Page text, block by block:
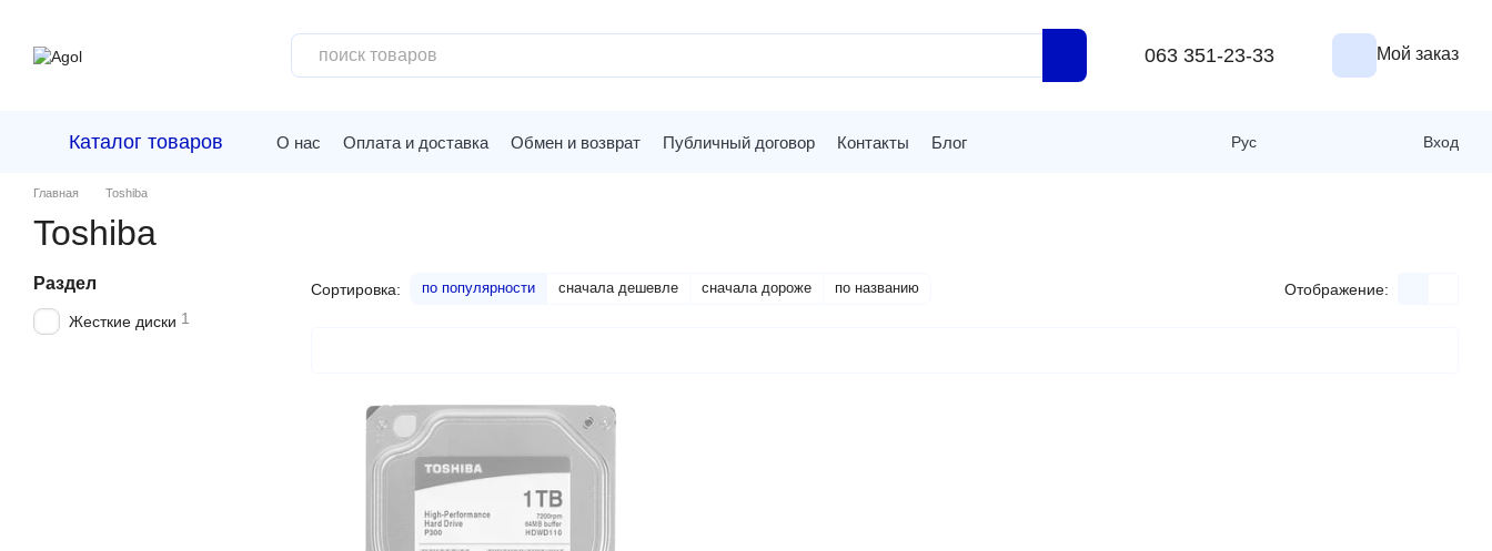
063 351-23-33 Мой заказ
Каталог товаров О нас Оплата и доставка Обмен и возврат Публичный договор Контакты Блог Рус Вход
Главная Toshiba
Toshiba
Сортировка: по популярности сначала дешевле сначала дороже по названию Отображение:
Раздел
Жесткие диски 1